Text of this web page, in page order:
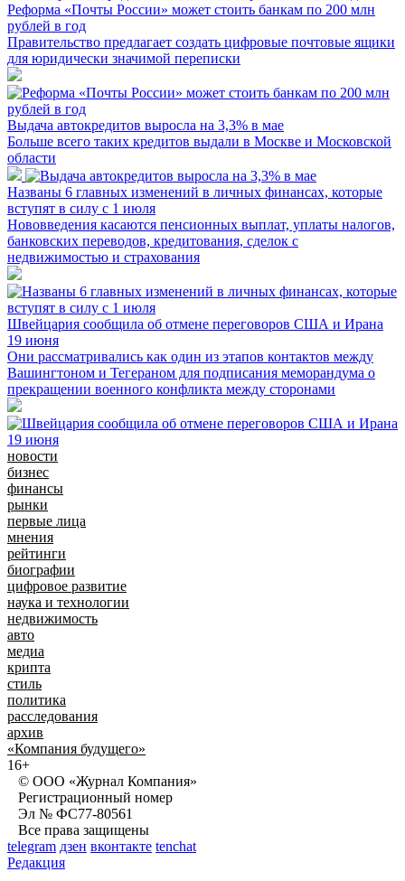
Реформа «Почты России» может стоить банкам по 200 млн
рублей в год
Правительство предлагает создать цифровые почтовые ящики
для юридически значимой переписки
Выдача автокредитов выросла на 3,3% в мае
Больше всего таких кредитов выдали в Москве и Московской
области
Названы 6 главных изменений в личных финансах, которые
вступят в силу с 1 июля
Нововведения касаются пенсионных выплат, уплаты налогов,
банковских переводов, кредитования, сделок с
недвижимостью и страхования
Швейцария сообщила об отмене переговоров США и Ирана
19 июня
Они рассматривались как один из этапов контактов между
Вашингтоном и Тегераном для подписания меморандума о
прекращении военного конфликта между сторонами
новости
бизнес
финансы
рынки
первые лица
мнения
рейтинги
биографии
цифровое развитие
наука и технологии
недвижимость
авто
медиа
крипта
стиль
политика
расследования
архив
«Компания будущего»
16+
© ООО «Журнал Компания»
Регистрационный номер
Эл № ФС77-80561
Все права защищены
telegram дзен вконтакте tenchat
Редакция